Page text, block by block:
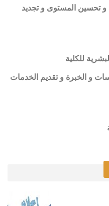
و تحسين المستوى و تجديد
للكلية
و الخبرة و تقديم الخدمات